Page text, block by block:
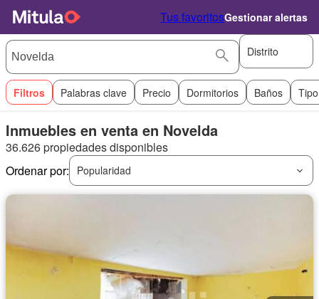
Tus favoritosGestionar alertas
Distrito
Filtros Palabras clave Precio Dormitorios Baños
Inmuebles en venta en Novelda
36.626 propiedades disponibles
Ordenar por:
Popularidad